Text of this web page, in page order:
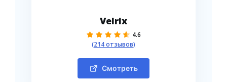
Velrix
4.6
(214 отзывов)
Смотреть